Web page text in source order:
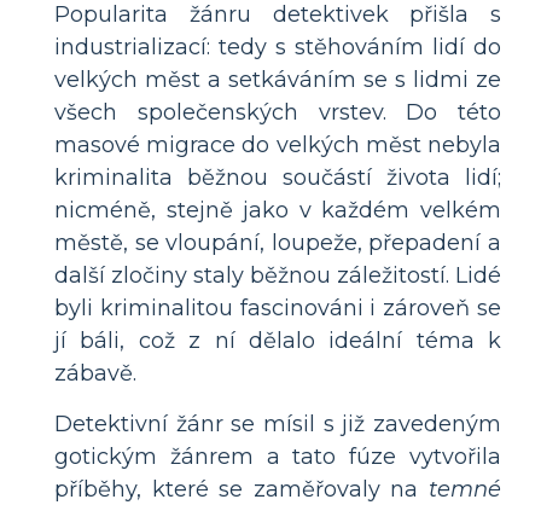
Popularita žánru detektivek přišla s
industrializací: tedy s stěhováním lidí do
velkých měst a setkáváním se s lidmi ze
všech společenských vrstev. Do této
masové migrace do velkých měst nebyla
kriminalita běžnou součástí života lidí;
nicméně, stejně jako v každém velkém
městě, se vloupání, loupeže, přepadení a
další zločiny staly běžnou záležitostí. Lidé
byli kriminalitou fascinováni i zároveň se
jí báli, což z ní dělalo ideální téma k
zábavě.
Detektivní žánr se mísil s již zavedeným
gotickým žánrem a tato fúze vytvořila
příběhy, které se zaměřovaly na temné